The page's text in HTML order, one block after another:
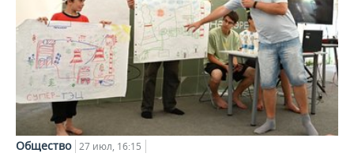
Общество 27 июл, 16:15